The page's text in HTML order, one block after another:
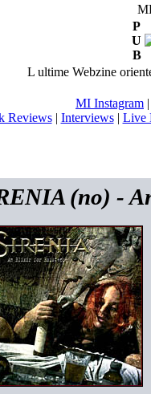
P
U
B
L ultime Webzine
MI Instagram
Reviews| Interviews| Live
(no) -